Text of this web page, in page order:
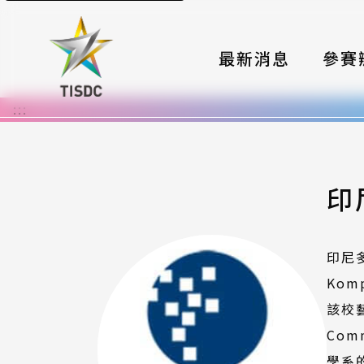
最新消息 參賽
大賽組
時程
評選
簡章
常見
:::
印
印尼
該校